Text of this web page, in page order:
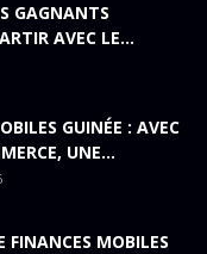
GAGNANTS
AVEC LE...
GUINÉE : AVEC
UNE...
FINANCES MOBILES